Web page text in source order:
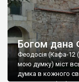
Богом дана
Феодосія (Кафа-12
мою думку) міст
думка в кожного